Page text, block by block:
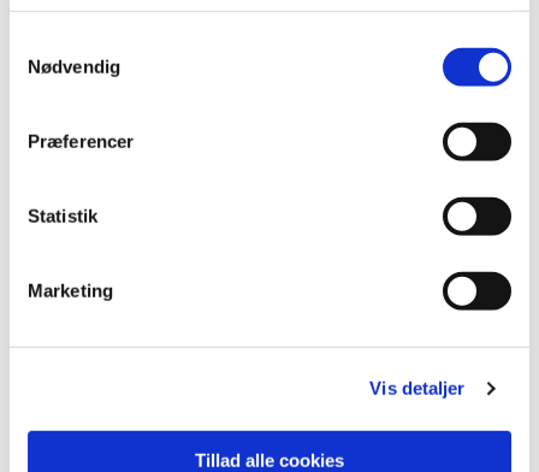
Nødvendig
Præferencer
Statistik
Marketing
Vis detaljer
Tillad alle cookies
Du vil måske også kunne lide...